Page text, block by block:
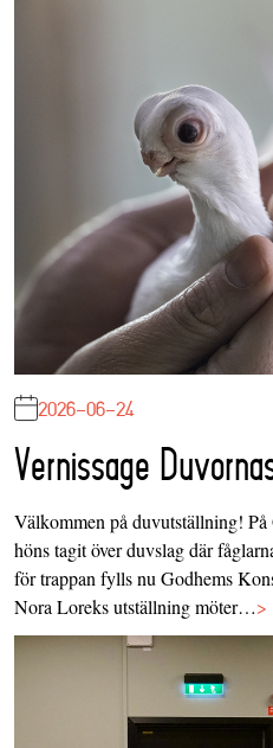
2026-06-24
Vernissage
Välkommen på duvutställning!
höns tagit över duvslag där
för trappan fylls nu Godhems
Nora Loreks utställning möter…>